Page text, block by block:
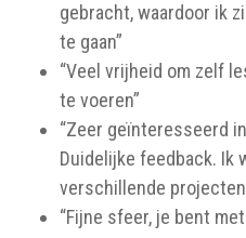
gebracht, waardoor ik
te gaan”
“Veel vrijheid om zelf
te voeren”
“Zeer geïnteresseerd
Duidelijke feedback. Ik
verschillende
“Fijne sfeer, je bent